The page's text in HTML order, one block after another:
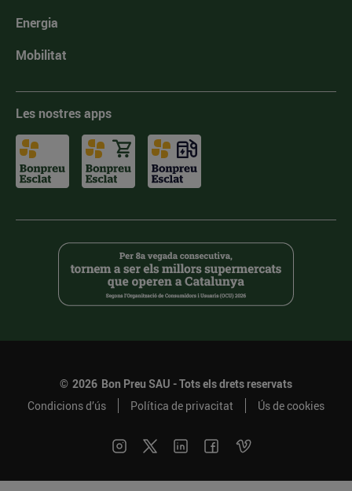
Energia
Mobilitat
Les nostres apps
© 2026 Bon Preu SAU - Tots els drets reservats
Condicions d’ús
Política de privacitat Ús de cookies